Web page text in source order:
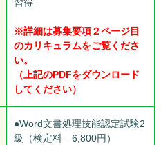
※詳細は募集要項２ページ目
のカリキュラムをご覧くださ
い。
（上記のPDFをダウンロード
してください）
●Word文書処理技能認定試験2
級（検定料 6,800円）